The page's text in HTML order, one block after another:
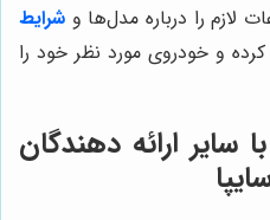
لازم را درباره مدل‌ها و شرایط
و خودروی مورد نظر خود را
سایر ارائه دهندگان